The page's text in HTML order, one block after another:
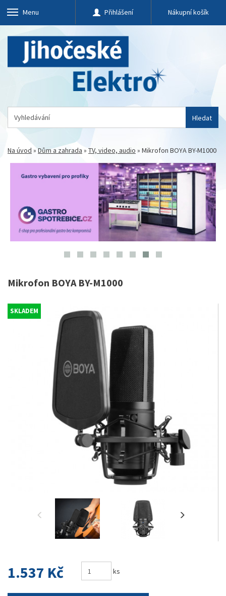
Menu Přihlášení Nákupní košík
Hledat
Na úvod »Dům a zahrada » TV, video, audio » Mikrofon BOYA BY-M1000
Mikrofon BOYA BY-M1000
SKLADEM
1.537 Kč ks